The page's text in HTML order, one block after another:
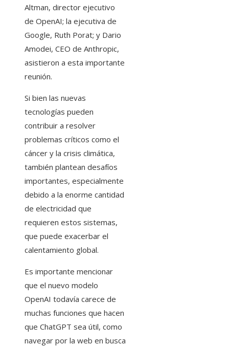
Altman, director ejecutivo
de OpenAI; la ejecutiva de
Google, Ruth Porat; y Dario
Amodei, CEO de Anthropic,
asistieron a esta importante
reunión.
Si bien las nuevas
tecnologías pueden
contribuir a resolver
problemas críticos como el
cáncer y la crisis climática,
también plantean desafíos
importantes, especialmente
debido a la enorme cantidad
de electricidad que
requieren estos sistemas,
que puede exacerbar el
calentamiento global.
Es importante mencionar
que el nuevo modelo
OpenAI todavía carece de
muchas funciones que hacen
que ChatGPT sea útil, como
navegar por la web en busca